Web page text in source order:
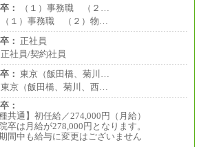
：
（１）事務職 （２…
（１）事務職 （２）物…
： 正社員
正社員/契約社員
： 東京（飯田橋、菊川…
東京（飯田橋、菊川、西…
：
共通】初任給／274,000円（月給）
卒は月給が278,000円となります。
間中も給与に変更はございません